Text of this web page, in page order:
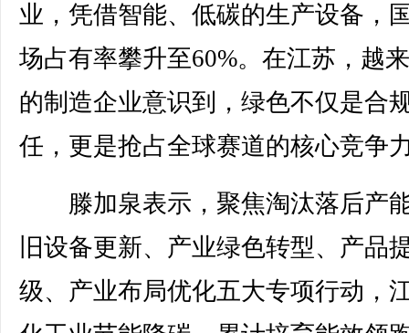
业，凭借智能、低碳的生产设备，
场占有率攀升至60%。在江苏，越
的制造企业意识到，绿色不仅是合
任，更是抢占全球赛道的核心竞争
滕加泉表示，聚焦淘汰落后产
旧设备更新、产业绿色转型、产品
级、产业布局优化五大专项行动，